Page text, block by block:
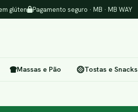
glúten Pagamento seguro · MB · MB WAY
Massas e Pão Tostas e Snacks